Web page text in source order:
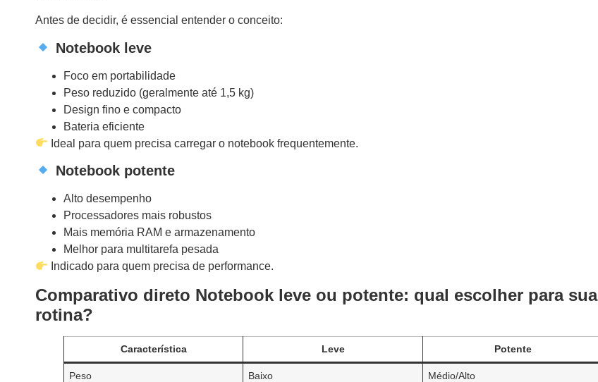
Antes de decidir, é essencial entender o conceito:
Notebook leve
Foco em portabilidade
Peso reduzido (geralmente até 1,5 kg)
Design fino e compacto
Bateria eficiente
Ideal para quem precisa carregar o notebook frequentemente.
Notebook potente
Alto desempenho
Processadores mais robustos
Mais memória RAM e armazenamento
Melhor para multitarefa pesada
Indicado para quem precisa de performance.
Comparativo direto Notebook leve ou potente: qual escolher para sua
rotina?
Característica Leve Potente
Peso Baixo Médio/Alto